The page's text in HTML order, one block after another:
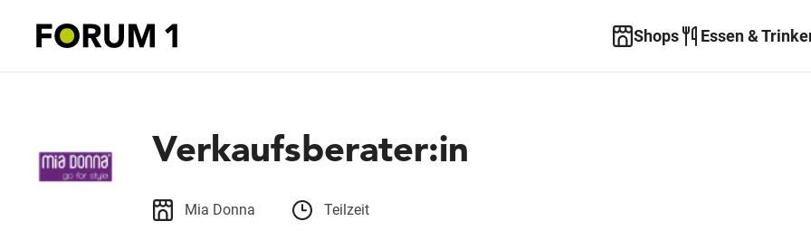
Shops Essen &
Verkaufsberater:in
Mia Donna Teilzeit